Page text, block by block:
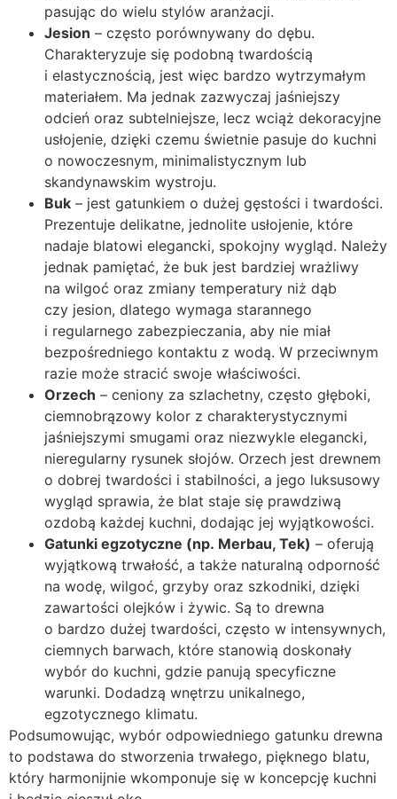
pasując do wielu stylów aranżacji.
Jesion – często porównywany do dębu.
Charakteryzuje się podobną twardością
i elastycznością, jest więc bardzo wytrzymałym
materiałem. Ma jednak zazwyczaj jaśniejszy
odcień oraz subtelniejsze, lecz wciąż dekoracyjne
usłojenie, dzięki czemu świetnie pasuje do kuchni
o nowoczesnym, minimalistycznym lub
skandynawskim wystroju.
Buk – jest gatunkiem o dużej gęstości i twardości.
Prezentuje delikatne, jednolite usłojenie, które
nadaje blatowi elegancki, spokojny wygląd. Należy
jednak pamiętać, że buk jest bardziej wrażliwy
na wilgoć oraz zmiany temperatury niż dąb
czy jesion, dlatego wymaga starannego
i regularnego zabezpieczania, aby nie miał
bezpośredniego kontaktu z wodą. W przeciwnym
razie może stracić swoje właściwości.
Orzech – ceniony za szlachetny, często głęboki,
ciemnobrązowy kolor z charakterystycznymi
jaśniejszymi smugami oraz niezwykle elegancki,
nieregularny rysunek słojów. Orzech jest drewnem
o dobrej twardości i stabilności, a jego luksusowy
wygląd sprawia, że blat staje się prawdziwą
ozdobą każdej kuchni, dodając jej wyjątkowości.
Gatunki egzotyczne (np. Merbau, Tek) – oferują
wyjątkową trwałość, a także naturalną odporność
na wodę, wilgoć, grzyby oraz szkodniki, dzięki
zawartości olejków i żywic. Są to drewna
o bardzo dużej twardości, często w intensywnych,
ciemnych barwach, które stanowią doskonały
wybór do kuchni, gdzie panują specyficzne
warunki. Dodadzą wnętrzu unikalnego,
egzotycznego klimatu.
Podsumowując, wybór odpowiedniego gatunku drewna
to podstawa do stworzenia trwałego, pięknego blatu,
który harmonijnie wkomponuje się w koncepcję kuchni